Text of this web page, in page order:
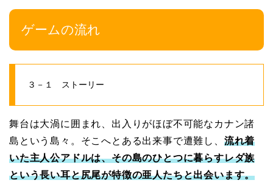
ゲームの流れ
３－１ ストーリー
舞台は大渦に囲まれ、出入りがほぼ不可能なカナン諸
島という島々。そこへとある出来事で遭難し、 流れ着
いた主人公アドルは、その島のひとつに暮らすレダ族
という長い耳と尻尾が特徴の亜人たちと出会います。